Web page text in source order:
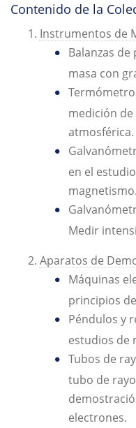
Contenido de la
Instrumentos de
Balanzas
masa con
medición
atmosférica.
en el
magnetismo.
Medir
Aparatos de
Máquinas
principios
Péndulos y
estudios de
Tubos de
tubo de
electrones.